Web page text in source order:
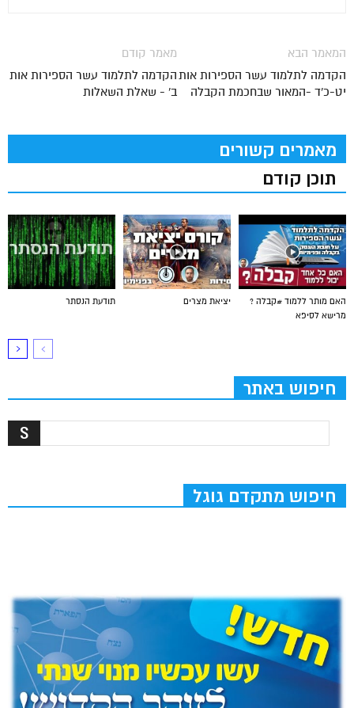
מאמר קודם
הקדמה לתלמוד עשר הספירות אות
ב' - שאלת השאלות
המאמר הבא
הקדמה לתלמוד עשר הספירות אות
יט-כ'ד -המאור שבחכמת הקבלה
מאמרים קשורים
תוכן קודם
תודעת הנסתר יציאת מצרים
האם מותר ללמוד #קבלה ?
מרישא לסיפא
חיפוש באתר
חיפוש מתקדם גוגל